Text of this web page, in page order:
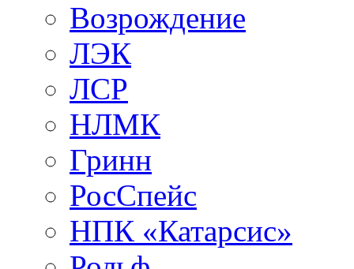
Возрождение
ЛЭК
ЛСР
НЛМК
Гринн
РосСпейс
НПК «Катарсис»